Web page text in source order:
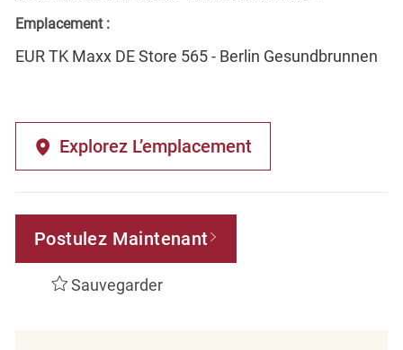
Emplacement :
EUR TK Maxx DE Store 565 - Berlin Gesundbrunnen
Explorez L’emplacement
Postulez Maintenant
Sauvegarder